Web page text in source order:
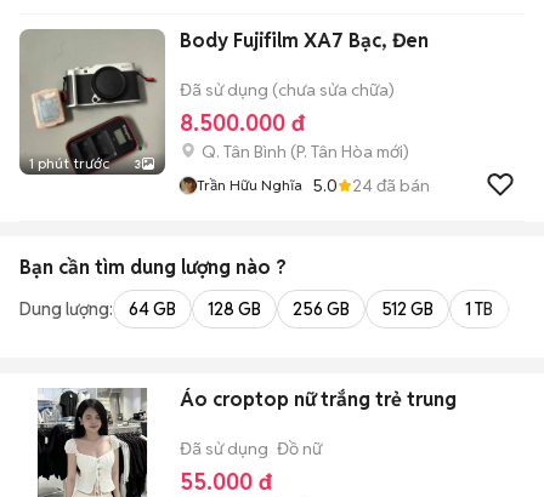
1 phút trước 3
Body Fujifilm XA7 Bạc, Đen
Đã sử dụng (chưa sửa chữa)
8.500.000 đ
Q. Tân Bình (P. Tân Hòa mới)
Trần Hữu Nghĩa 5.0 24đã bán
Bạn cần tìm dung lượng nào ?
Dung lượng: 64 GB 128 GB 256 GB 512 GB 1 TB
Áo croptop nữ trắng trẻ trung
Đã sử dụng Đồ nữ
55.000 đ